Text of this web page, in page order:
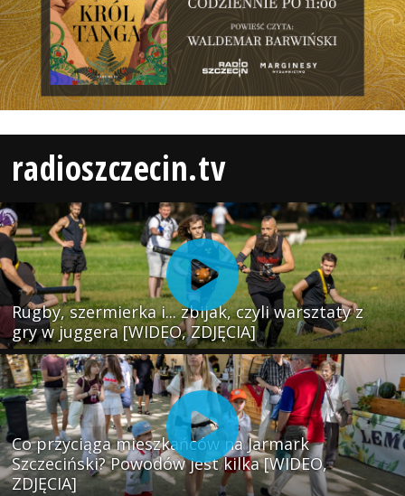
radioszczecin.tv
Rugby, szermierka i... zbijak, czyli warsztaty z
gry w juggera [WIDEO, ZDJĘCIA]
Co przyciąga mieszkańców na Jarmark
Szczeciński? Powodów jest kilka [WIDEO,
ZDJĘCIA]